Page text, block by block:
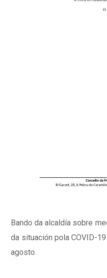
Bando da alcaldía sobre
da situación pola COVID-
agosto.